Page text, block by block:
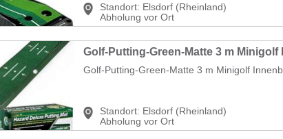
Standort: Elsdorf (Rheinland)
Abholung vor Ort
Golf-Putting-Green-Matte 3 m Minigolf
Standort: Elsdorf (Rheinland)
Abholung vor Ort